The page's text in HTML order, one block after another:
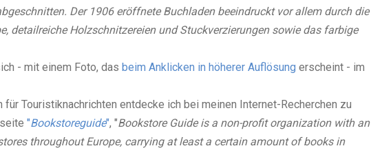
Der 1906 eröffnete Buchladen beeindruckt vor allem durch die
detailreiche Holzschnitzereien und Stuckverzierungen sowie das farbige
- mit einem Foto, das beim Anklicken in höherer Auflösung erscheint - im
Touristiknachrichten entdecke ich bei meinen Internet-Recherchen zu
"Bookstoreguide", "Bookstore Guide is a non-profit organization with an
throughout Europe, carrying at least a certain amount of books in